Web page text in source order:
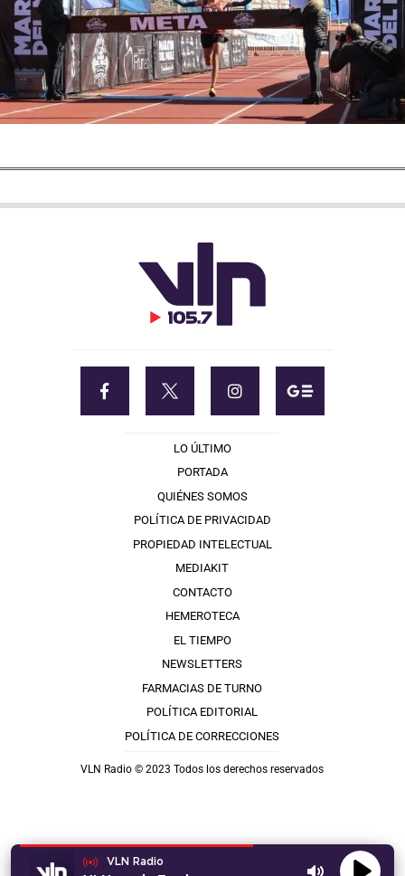
VLN Radio
LO ÚLTIMO
PORTADA
QUIÉNES SOMOS
POLÍTICA DE PRIVACIDAD
PROPIEDAD INTELECTUAL
MEDIAKIT
CONTACTO
HEMEROTECA
EL TIEMPO
NEWSLETTERS
FARMACIAS DE TURNO
POLÍTICA EDITORIAL
POLÍTICA DE CORRECCIONES
VLN Radio © 2023 Todos los derechos reservados